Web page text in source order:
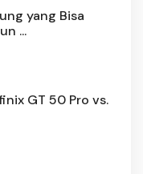
yang Bisa
...
GT 50 Pro vs.